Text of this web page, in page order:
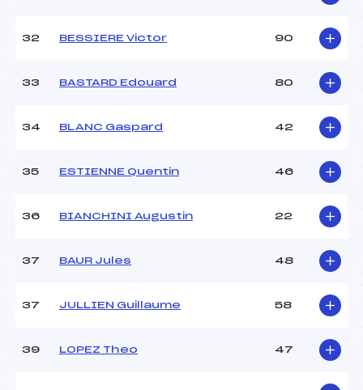
32 BESSIERE Victor 90
33 BASTARD Edouard 80
34 BLANC Gaspard 42
35 ESTIENNE Quentin 46
36 BIANCHINI Augustin 22
37 BAUR Jules 48
37 JULLIEN Guillaume 58
39 LOPEZ Theo 47